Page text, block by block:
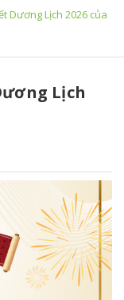
Dương Lịch 2026 của
Lịch